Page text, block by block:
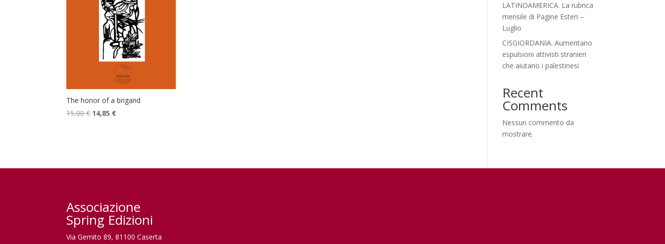
The honor of a brigand
15,00€ Il
14,85 €Il
LATINOAMERICA. La rubrica
mensile di Pagine Esteri –
Luglio
CISGIORDANIA. Aumentano
espulsioni attivisti stranieri
che aiutano i palestinesi
Recent
Comments
Nessun commento da
mostrare.
Associazione
Spring Edizioni
Via Gemito 89, 81100 Caserta